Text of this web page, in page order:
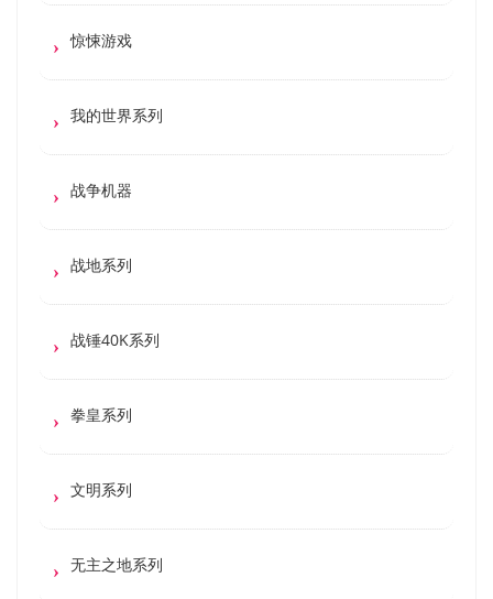
惊悚游戏
我的世界系列
战争机器
战地系列
战锤40K系列
拳皇系列
文明系列
无主之地系列